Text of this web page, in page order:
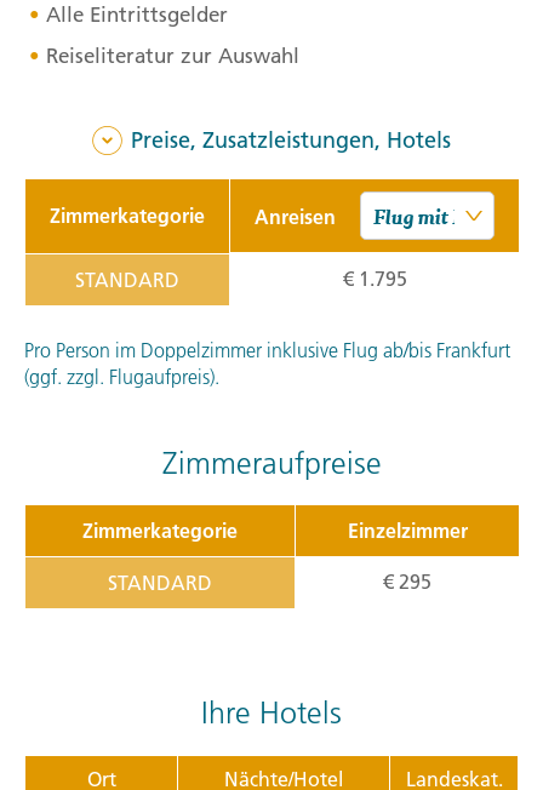
Alle Eintrittsgelder
Reiseliteratur zur Auswahl
Preise, Zusatzleistungen, Hotels
Zimmerkategorie Anreisen
STANDARD € 1.795
Pro Person im Doppelzimmer inklusive Flug ab/bis Frankfurt
(ggf. zzgl. Flugaufpreis).
Zimmeraufpreise
Zimmerkategorie Einzelzimmer
STANDARD € 295
Ihre Hotels
Ort Nächte/Hotel
Landeskat.